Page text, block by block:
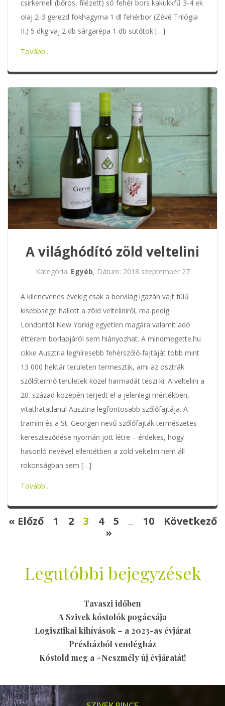
csirkemell (bőrös, filézett) só fehér bors kakukkfű 3-4 ek
olaj 2-3 gerezd fokhagyma 1 dl fehérbor (Zévé Trilógia
II.) 5 dkg vaj 2 db sárgarépa 1 db sütőtök […]
Tovább...
A világhódító zöld veltelini
Kategória: Egyéb, Dátum: 2018 szeptember 27
A kilencvenes évekig csak a borvilág igazán vájt fülű
kisebbsége hallott a zöld velteliniről, ma pedig
Londontól New Yorkig egyetlen magára valamit adó
étterem borlapjáról sem hiányozhat. A mindmegette.hu
cikke Ausztria leghíresebb fehérszőlő-fajtáját több mint
13 000 hektár területen termesztik, ami az osztrák
szőlőtermő területek közel harmadát teszi ki. A veltelini a
20. század közepén terjedt el a jelenlegi mértékben,
vitathatatlanul Ausztria legfontosabb szőlőfajtája. A
tramini és a St. Georgen nevű szőlőfajták természetes
kereszteződése nyomán jött létre – érdekes, hogy
hasonló nevével ellentétben a zöld veltelini nem áll
rokonságban sem […]
Tovább...
« Előző 1 2 3 4 5 … 10
Következő
»
Legutóbbi bejegyzések
Tavaszi időben
A Szivek kóstolók pogácsája
Logisztikai kihívások – a 2023-as évjárat
Présházból vendégház
Kóstold meg a #Neszmély új évjáratát!